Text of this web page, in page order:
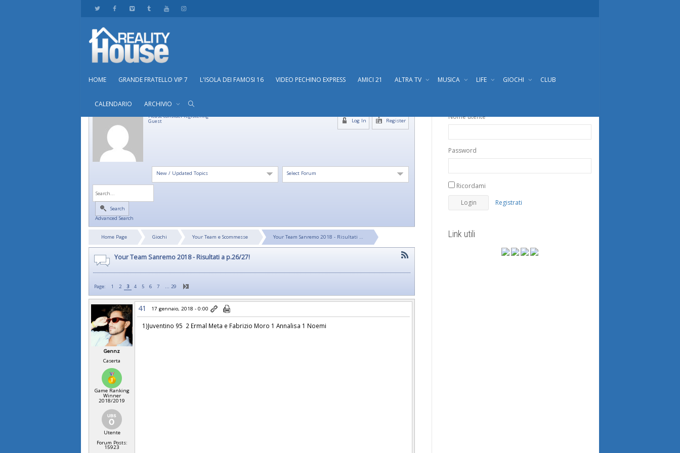
HOME GRANDE FRATELLO VIP 7 L'ISOLA DEI FAMOSI 16 VIDEO PECHINO EXPRESS AMICI 21 ALTRA TV MUSICA LIFE GIOCHI CLUB
CALENDARIO ARCHIVIO
Please consider registering
Guest Register
Log In
Select Forum
New / Updated Topics
Search
Advanced Search
Home Page Giochi Your Team e Scommesse Your Team Sanremo 2018 - Risultati …
Your Team Sanremo 2018 - Risultati a p.26/27!
Page: 1 2 3 4 5 6 7 … 29
Gennz
Caserta
Game Ranking
Winner
2018/2019
Utente
Forum Posts:
15923
41 17 gennaio, 2018 - 0:00
1)Juventino 95 2 Ermal Meta e Fabrizio Moro 1 Annalisa 1 Noemi
Nome utente
Password
Ricordami
Registrati
Link utili